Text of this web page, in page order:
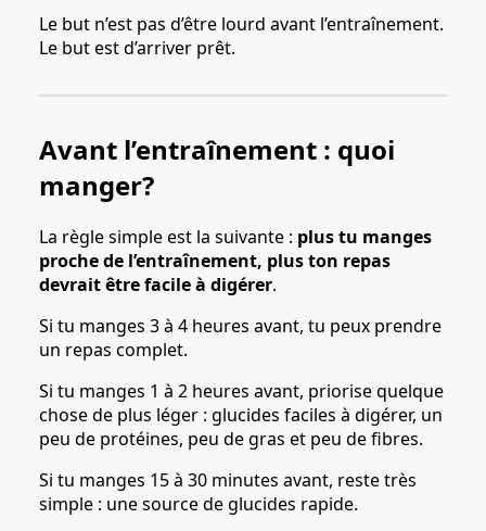
Le but n’est pas d’être lourd avant l’entraînement.
Le but est d’arriver prêt.
Avant l’entraînement : quoi
manger?
La règle simple est la suivante : plus tu manges
proche de l’entraînement, plus ton repas
devrait être facile à digérer.
Si tu manges 3 à 4 heures avant, tu peux prendre
un repas complet.
Si tu manges 1 à 2 heures avant, priorise quelque
chose de plus léger : glucides faciles à digérer, un
peu de protéines, peu de gras et peu de fibres.
Si tu manges 15 à 30 minutes avant, reste très
simple : une source de glucides rapide.